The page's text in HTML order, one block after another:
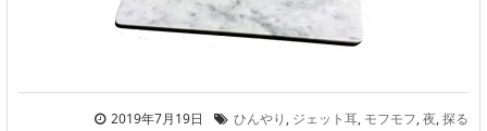
2019年7月19日 ひんやり , ジェット耳, モフモフ,夜,探る